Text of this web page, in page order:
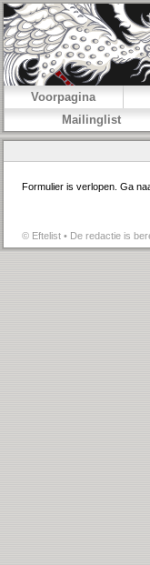
Voorpagina
Mailinglist
Formulier is verlopen. Ga
© Eftelist • De redactie is